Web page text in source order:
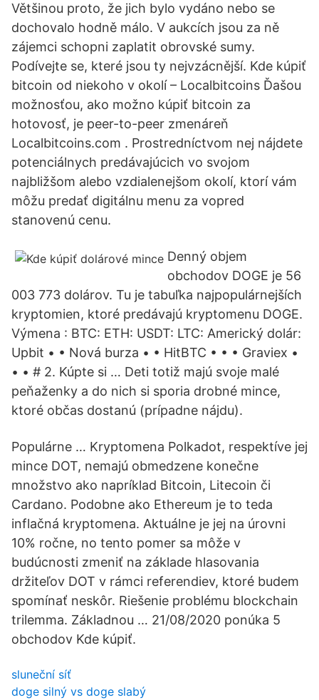
Většinou proto, že jich bylo vydáno nebo se
dochovalo hodně málo. V aukcích jsou za ně
zájemci schopni zaplatit obrovské sumy.
Podívejte se, které jsou ty nejvzácnější. Kde kúpiť
bitcoin od niekoho v okolí – Localbitcoins Ďašou
možnosťou, ako možno kúpiť bitcoin za
hotovosť, je peer-to-peer zmenáreň
Localbitcoins.com . Prostredníctvom nej nájdete
potenciálnych predávajúcich vo svojom
najbližšom alebo vzdialenejšom okolí, ktorí vám
môžu predať digitálnu menu za vopred
stanovenú cenu.
Denný objem
obchodov DOGE je 56
003 773 dolárov. Tu je tabuľka najpopulárnejších
kryptomien, ktoré predávajú kryptomenu DOGE.
Výmena : BTC: ETH: USDT: LTC: Americký dolár:
Upbit • • Nová burza • • HitBTC • • • Graviex •
• • # 2. Kúpte si … Deti totiž majú svoje malé
peňaženky a do nich si sporia drobné mince,
ktoré občas dostanú (prípadne nájdu).
Populárne … Kryptomena Polkadot, respektíve jej
mince DOT, nemajú obmedzene konečne
množstvo ako napríklad Bitcoin, Litecoin či
Cardano. Podobne ako Ethereum je to teda
inflačná kryptomena. Aktuálne je jej na úrovni
10% ročne, no tento pomer sa môže v
budúcnosti zmeniť na základe hlasovania
držiteľov DOT v rámci referendiev, ktoré budem
spomínať neskôr. Riešenie problému blockchain
trilemma. Základnou … 21/08/2020 ponúka 5
obchodov Kde kúpiť.
sluneční síť
doge silný vs doge slabý